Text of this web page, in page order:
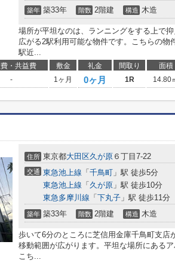
築年 築33年 階数 2階建 構造 木造
場所が平坦なのは、ランニングをする上で
広がる2駅利用可能な物件です。こちらの物
駅近...
・共益費 敷金 礼金 間取り 面積
- 1ヶ月 0ヶ月 1R 14.80
住所 東京都大田区久が原 ６丁目7-22
交通 東急池上線 「 千鳥町 」駅 徒歩5分
東急池上線 「 久が原 」駅 徒歩10分
東急多摩川線 「 下丸子 」駅 徒歩11分
築年 築33年 階数 2階建 構造 木造
歩いて6分のところに芝信用金庫千鳥町支店
移動範囲が広がります。平坦な場所にある
こち...